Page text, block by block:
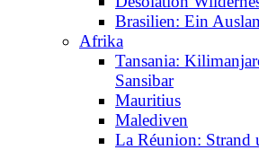
Brasilien: Ein
Afrika
Tansania:
Sansibar
Mauritius
Malediven
La Réunion: Strand